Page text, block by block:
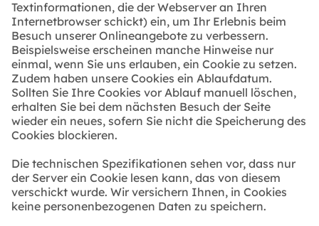
Textinformationen, die der Webserver an Ihren
Internetbrowser schickt) ein, um Ihr Erlebnis beim
Besuch unserer Onlineangebote zu verbessern.
Beispielsweise erscheinen manche Hinweise nur
einmal, wenn Sie uns erlauben, ein Cookie zu setzen.
Zudem haben unsere Cookies ein Ablaufdatum.
Sollten Sie Ihre Cookies vor Ablauf manuell löschen,
erhalten Sie bei dem nächsten Besuch der Seite
wieder ein neues, sofern Sie nicht die Speicherung des
Cookies blockieren.
Die technischen Spezifikationen sehen vor, dass nur
der Server ein Cookie lesen kann, das von diesem
verschickt wurde. Wir versichern Ihnen, in Cookies
keine personenbezogenen Daten zu speichern.